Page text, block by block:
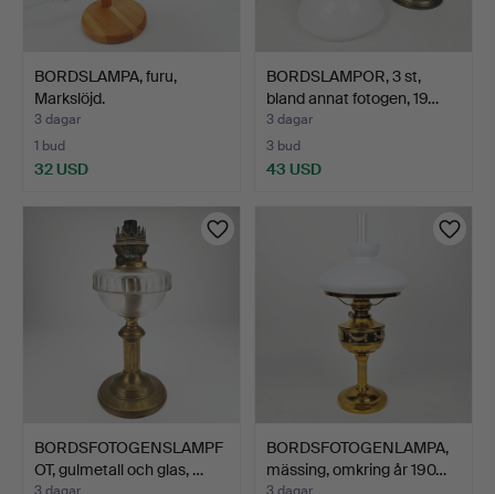
BORDSLAMPA, furu,
Markslöjd.
3 dagar
1 bud
32 USD
BORDSLAMPOR, 3 st,
bland annat fotogen, 19…
3 dagar
3 bud
43 USD
BORDSFOTOGENSLAMPF
OT, gulmetall och glas, …
3 dagar
BORDSFOTOGENLAMPA,
mässing, omkring år 190…
3 dagar